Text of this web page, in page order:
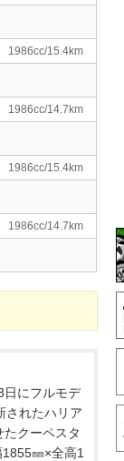
1986cc/15.4km
1986cc/14.7km
1986cc/15.4km
1986cc/14.7km
日にフルモデ
されたハリア
クーペスタ
㎜×全高1